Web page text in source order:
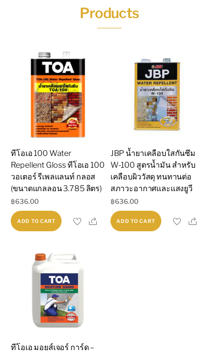
Products
ทีโอเอ 100 Water
Repellent Gloss ทีโอเอ 100
วอเตอร์ รีเพลแลนท์ กลอส
(ขนาดแกลลอน 3.785 ลิตร)
฿636.00
ADD TO CART Share
JBP น้ำยาเคลือบใสกันซึม
W-100 สูตรน้ำมัน สำหรับ
เคลือบผิววัสดุ ทนทานต่อ
สภาวะอากาศและแสงยูวี
฿636.00
ADD TO CART Share
ทีโอเอ มอยส์เจอร์ การ์ด –